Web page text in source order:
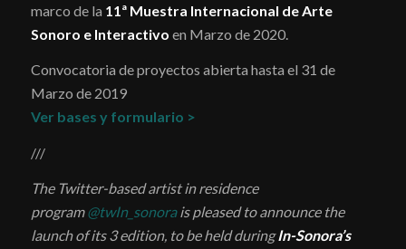
marco de la 11ª Muestra Internacional de Arte
Sonoro e Interactivo en Marzo de 2020.
Convocatoria de proyectos abierta hasta el 31 de
Marzo de 2019
Ver bases y formulario >
///
The Twitter-based artist in residence
program@twIn_sonorais pleased to announce the
launch of its 3 edition, to be held duringIn-Sonora’s